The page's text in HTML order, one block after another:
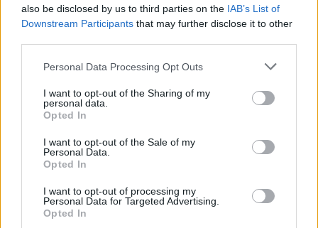
also be disclosed by us to third parties on the IAB’s List of
Downstream Participants that may further disclose it to other
Personal Data Processing Opt Outs
I want to opt-out of the Sharing of my
personal data.
Opted In
I want to opt-out of the Sale of my
Personal Data.
Opted In
I want to opt-out of processing my
Personal Data for Targeted Advertising.
Opted In
Τίποτα δεν με κάνει να νιώθω πιο δυνατός από το
να μπορώ να πω ότι είμαι ένας μπαμπάς που
Σήμερα λέει πως το καλύτερο πράγμα στο να
είναι μπαμπάς είναι να βλέπει τον Hudson να
ανακαλύπτει ότι μπορεί να κάνει κάτι καινούργιο,
και τρέχει κοντά μου φωνάζοντας "Μπαμπά!"-
αυτή είναι η καλύτερη στιγμή μου», σημειώνει ο
Bennett.